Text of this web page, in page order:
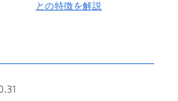
との特徴を解説